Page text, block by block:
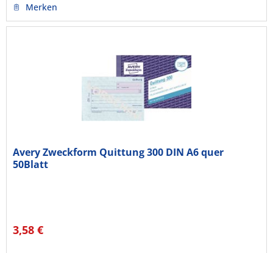
Merken
Avery Zweckform Quittung 300 DIN A6 quer
50Blatt
3,58 €